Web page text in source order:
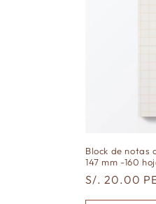
Block de notas
147 mm -160
Precio
habitual
S/. 20.00